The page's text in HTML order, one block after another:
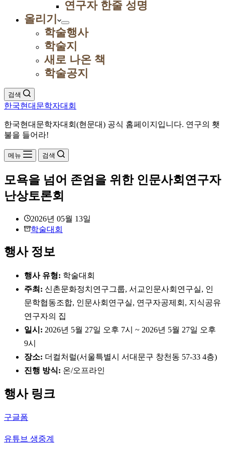
연구자 한줄 성명
올리기
학술행사
학술지
새로 나온 책
학술공지
검색
한국현대문학자대회
한국현대문학자대회(현문대) 공식 홈페이지입니다. 연구의 횃
불을 들어라!
메뉴 검색
모욕을 넘어 존엄을 위한 인문사회연구자
난상토론회
2026년 05월 13일
학술대회
행사 정보
행사 유형: 학술대회
주최: 신촌문화정치연구그룹, 서교인문사회연구실, 인
문학협동조합, 인문사회연구실, 연구자공제회, 지식공유
연구자의 집
일시: 2026년 5월 27일 오후 7시 ~ 2026년 5월 27일 오후
9시
장소: 더컬처럴(서울특별시 서대문구 창천동 57-33 4층)
진행 방식: 온/오프라인
행사 링크
구글폼
유튜브 생중계